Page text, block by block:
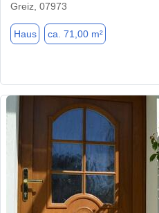
Greiz, 07973
Haus ca. 71,00 m²